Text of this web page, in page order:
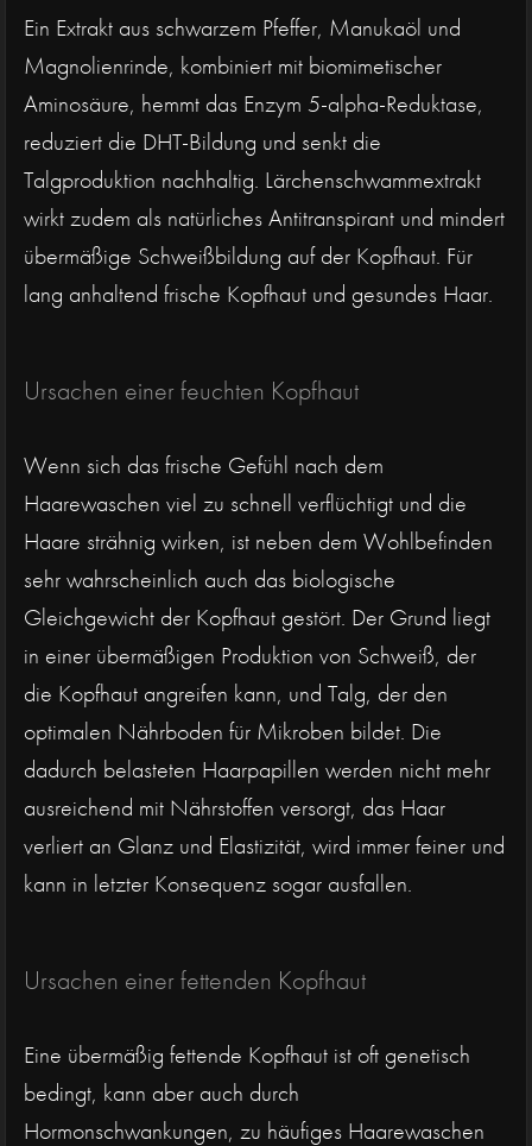
Ein Extrakt aus schwarzem Pfeffer, Manukaöl und
Magnolienrinde, kombiniert mit biomimetischer
Aminosäure, hemmt das Enzym 5-alpha-Reduktase,
reduziert die DHT-Bildung und senkt die
Talgproduktion nachhaltig. Lärchenschwammextrakt
wirkt zudem als natürliches Antitranspirant und mindert
übermäßige Schweißbildung auf der Kopfhaut. Für
lang anhaltend frische Kopfhaut und gesundes Haar.
Ursachen einer feuchten Kopfhaut
Wenn sich das frische Gefühl nach dem
Haarewaschen viel zu schnell verflüchtigt und die
Haare strähnig wirken, ist neben dem Wohlbefinden
sehr wahrscheinlich auch das biologische
Gleichgewicht der Kopfhaut gestört. Der Grund liegt
in einer übermäßigen Produktion von Schweiß, der
die Kopfhaut angreifen kann, und Talg, der den
optimalen Nährboden für Mikroben bildet. Die
dadurch belasteten Haarpapillen werden nicht mehr
ausreichend mit Nährstoffen versorgt, das Haar
verliert an Glanz und Elastizität, wird immer feiner und
kann in letzter Konsequenz sogar ausfallen.
Ursachen einer fettenden Kopfhaut
Eine übermäßig fettende Kopfhaut ist oft genetisch
bedingt, kann aber auch durch
Hormonschwankungen, zu häufiges Haarewaschen